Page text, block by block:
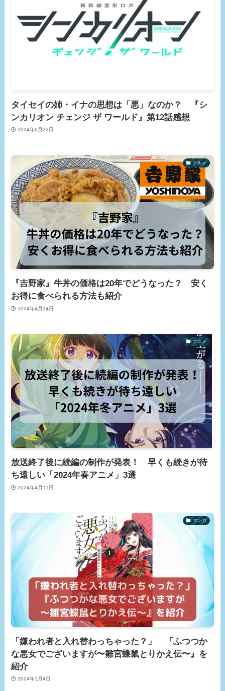
タイセイの姉・イナの思想は「悪」なのか？ 『シ
ンカリオン チェンジ ザ ワールド』第12話感想
2024年6月23日
グルメ
『吉野家』牛丼の価格は20年でどうなった？ 安く
お得に食べられる方法も紹介
2024年4月14日
アニメ
放送終了後に続編の制作が発表！ 早くも続きが待
ち遠しい「2024年春アニメ」3選
2024年4月11日
マンガ
「嫌われ者と入れ替わっちゃった？」 『ふつつか
な悪女でございますが〜雛宮蝶鼠とりかえ伝〜』を
紹介
2024年1月4日